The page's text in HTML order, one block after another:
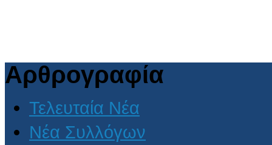
Αρθρογραφία
Τελευταία Νέα
Νέα Συλλόγων